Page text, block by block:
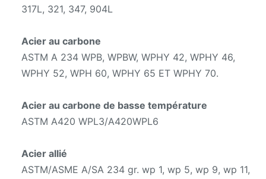
317L, 321, 347, 904L
Acier au carbone
ASTM A 234 WPB, WPBW, WPHY 42, WPHY 46,
WPHY 52, WPH 60, WPHY 65 ET WPHY 70.
Acier au carbone de basse température
ASTM A420 WPL3/A420WPL6
Acier allié
ASTM/ASME A/SA 234 gr. wp 1, wp 5, wp 9, wp 11,